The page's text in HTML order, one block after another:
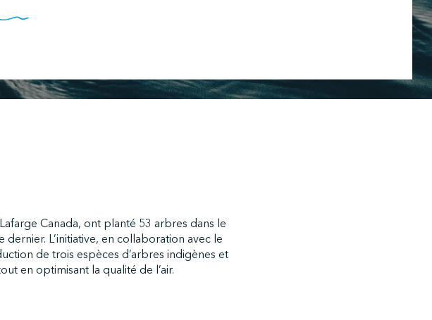
Canada, ont planté 53 arbres dans le
L’initiative, en collaboration avec le
de trois espèces d’arbres indigènes et
en optimisant la qualité de l’air.